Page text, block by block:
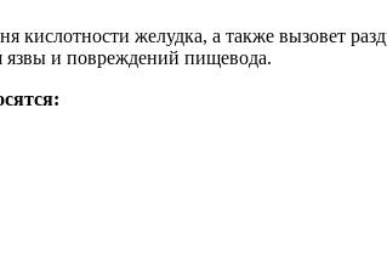
желудка, а также вызовет
язвы и повреждений пищевода.